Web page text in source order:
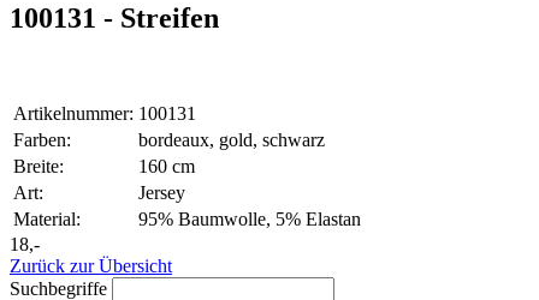
100131 - Streifen
Artikelnummer: 100131
Farben:
bordeaux, gold, schwarz
Breite:
160 cm
Art:
Jersey
Material:
95% Baumwolle, 5% Elastan
18,-
Zurück zur Übersicht
Suchbegriffe